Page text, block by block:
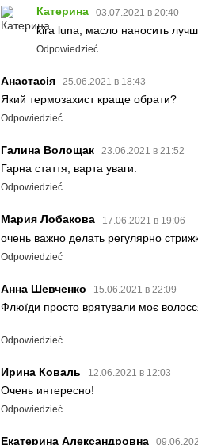
Катерина 03.07.2021 в 20:40
kira luna, масло наносить
Odpowiedzieć
Анастасія 25.06.2021 в 18:43
Який термозахист краще обрати?
Odpowiedzieć
Галина Волощак 23.06.2021 в 21:52
Гарна стаття, варта уваги.
Odpowiedzieć
Мария Лобакова 17.06.2021 в 19:06
очень важно делать регулярно
Odpowiedzieć
Анна Шевченко 15.06.2021 в 22:09
Флюїди просто врятували моє
Odpowiedzieć
Ирина Коваль 12.06.2021 в 12:03
Очень интересно!
Odpowiedzieć
Екатерина Александровна